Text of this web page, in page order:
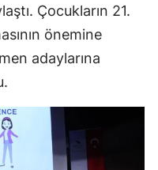
Çocukların 21.
önemine
adaylarına